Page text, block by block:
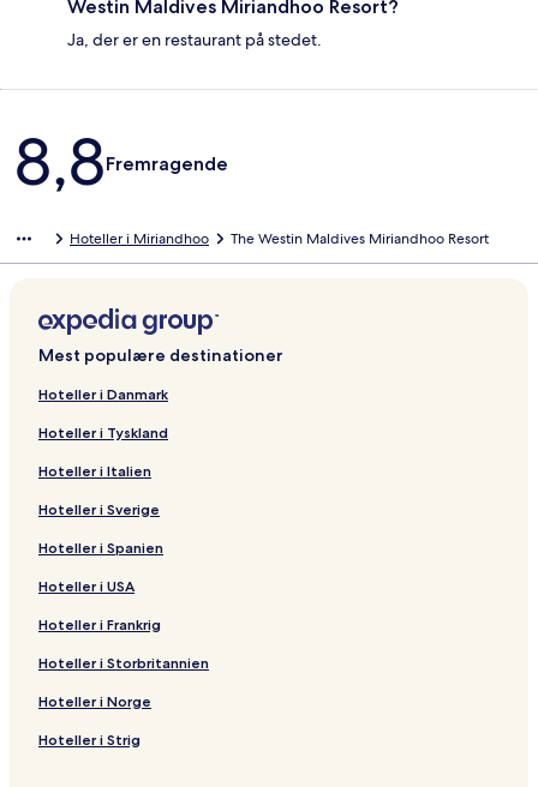
Westin Maldives Miriandhoo Resort?
Ja, der er en restaurant på stedet.
Anmeldelser
8,8Fremragende
Hoteller i Miriandhoo The Westin Maldives Miriandhoo Resort
Mest populære destinationer
Hoteller i Danmark
Hoteller i Tyskland
Hoteller i Italien
Hoteller i Sverige
Hoteller i Spanien
Hoteller i USA
Hoteller i Frankrig
Hoteller i Storbritannien
Hoteller i Norge
Hoteller i Strig